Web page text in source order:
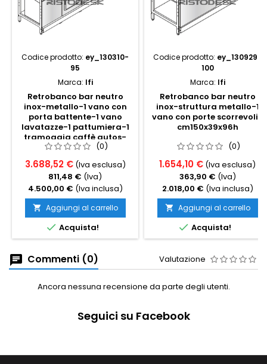
Codice prodotto: ey_130310-
95
Marca: Ifi
Retrobanco bar neutro
inox-metallo-1 vano con
porta battente-1 vano
lavatazze-1 pattumiera-1
tramoggia caffè autos-
cm225x64x91h
(0)
3.688,52 € (Iva esclusa)
811,48 € (Iva)
4.500,00 € (Iva inclusa)
 Aggiungi al carrello
 Acquista!
Codice prodotto: ey_130929-
100
Marca: Ifi
Retrobanco bar neutro
inox-struttura metallo-1
vano con porte scorrevoli-
cm150x39x96h
(0)
1.654,10 € (Iva esclusa)
363,90 € (Iva)
2.018,00 € (Iva inclusa)
 Aggiungi al carrello
 Acquista!
Commenti (0) Valutazione
Ancora nessuna recensione da parte degli utenti.
Seguici su Facebook